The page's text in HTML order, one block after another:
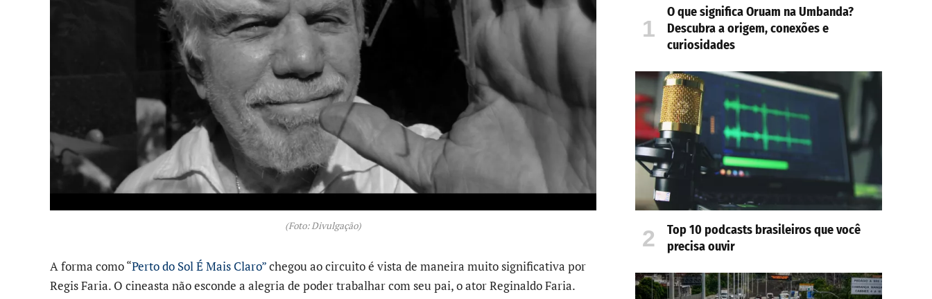
(Foto: Divulgação)
A forma como “Perto do Sol É Mais Claro”chegou ao circuito é vista de maneira muito significativa por
Regis Faria. O cineasta não esconde a alegria de poder trabalhar com seu pai, o ator Reginaldo Faria.
O que significa Oruam na Umbanda?
Descubra a origem, conexões e
curiosidades
Top 10 podcasts brasileiros que você
precisa ouvir